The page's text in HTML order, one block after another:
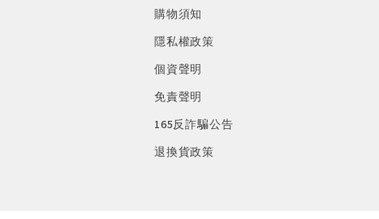
購物須知
隱私權政策
個資聲明
免責聲明
165反詐騙公告
退換貨政策